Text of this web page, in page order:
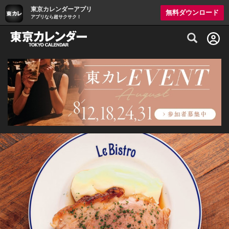
東京カレンダーアプリ
アプリなら超サクサク！
無料ダウンロード
グルメ情報・プレミアムレストラン予約